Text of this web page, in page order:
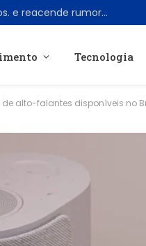
Zack Snyder visita estúdio da Warner Bros. e reacende rumores sobre retorno ao Universo DC
Tecnologia
alto-falantes disponíveis no